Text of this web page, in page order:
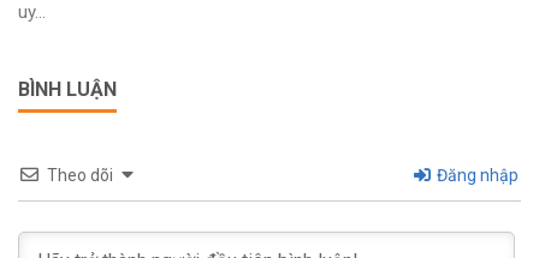
uy...
BÌNH LUẬN
Theo dõi Đăng nhập